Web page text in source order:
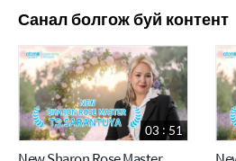
Санал болгож буй контент
03 : 51